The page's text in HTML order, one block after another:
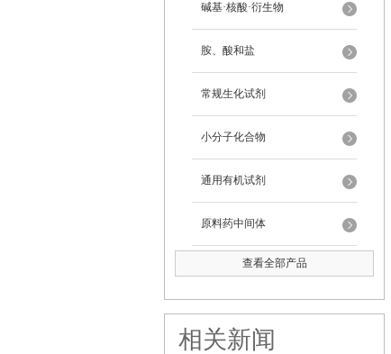
碱基·核酸·衍生物
胺、酸和盐
常规生化试剂
小分子化合物
通用有机试剂
原料药中间体
查看全部产品
相关新闻